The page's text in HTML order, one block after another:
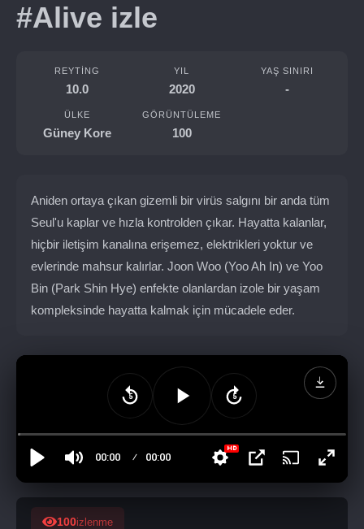
#Alive izle
REYTING
10.0
YIL
2020
YAŞ SINIRI
-
ÜLKE
Güney Kore
GÖRÜNTÜLEME
100
Aniden ortaya çıkan gizemli bir virüs salgını bir anda tüm
Seul'u kaplar ve hızla kontrolden çıkar. Hayatta kalanlar,
hiçbir iletişim kanalına erişemez, elektrikleri yoktur ve
evlerinde mahsur kalırlar. Joon Woo (Yoo Ah In) ve Yoo
Bin (Park Shin Hye) enfekte olanlardan izole bir yaşam
kompleksinde hayatta kalmak için mücadele eder.
100izlenme